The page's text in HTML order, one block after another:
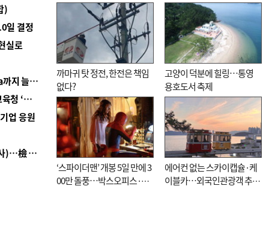
)
일 결정
실로
■ 경남 농정 비전 ‘잘 사는 농촌’…스마트팜 1000㏊까지 늘린다
■ 교육혁신선도지 공모 코앞인데…구·군 난색에 교육청 ‘쩔쩔’
업 응원
■ 검사 신분 버리고 직급하향(10년 이하 저연차 검사)…檢 중수청행 기피
까마귀 탓 정전, 한전은 책임
없다?
고양이 덕분에 힐링…통영
용호도서 축제
‘스파이더맨’ 개봉 5일 만에 3
00만 돌풍…박스오피스·예
에어컨 없는 스카이캡슐·케
이블카…외국인관광객 추억